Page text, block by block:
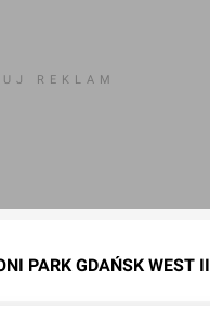
REKLAM
PARK GDAŃSK WEST II